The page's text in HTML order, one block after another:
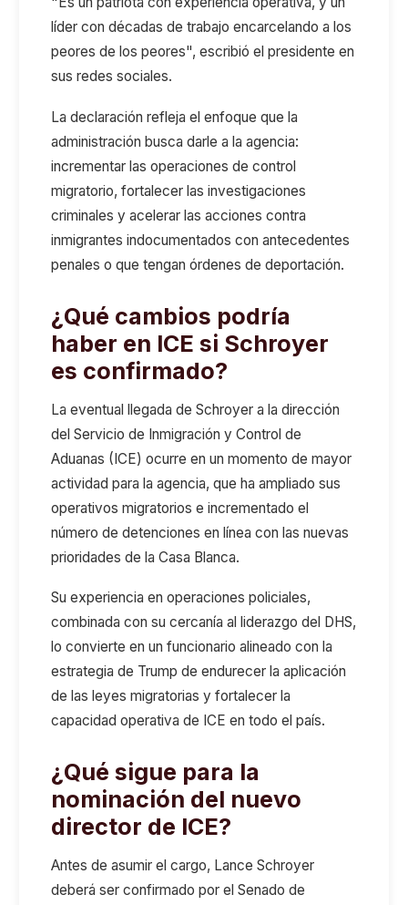
líder con décadas de trabajo encarcelando a los
peores de los peores", escribió el presidente en
sus redes sociales.
La declaración refleja el enfoque que la
administración busca darle a la agencia:
incrementar las operaciones de control
migratorio, fortalecer las investigaciones
criminales y acelerar las acciones contra
inmigrantes indocumentados con antecedentes
penales o que tengan órdenes de deportación.
¿Qué cambios podría
haber en ICE si Schroyer
es confirmado?
La eventual llegada de Schroyer a la dirección
del Servicio de Inmigración y Control de
Aduanas (ICE) ocurre en un momento de mayor
actividad para la agencia, que ha ampliado sus
operativos migratorios e incrementado el
número de detenciones en línea con las nuevas
prioridades de la Casa Blanca.
Su experiencia en operaciones policiales,
combinada con su cercanía al liderazgo del DHS,
lo convierte en un funcionario alineado con la
estrategia de Trump de endurecer la aplicación
de las leyes migratorias y fortalecer la
capacidad operativa de ICE en todo el país.
¿Qué sigue para la
nominación del nuevo
director de ICE?
Antes de asumir el cargo, Lance Schroyer
deberá ser confirmado por el Senado de